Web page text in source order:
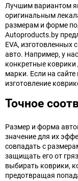
Лучшим вариантом
оригинальным
размерам и форме
Autoproducts.by
EVA, изготовленных
авто. Например, у
конкретные
марки. Если на
изготовление
Точное
Размер и форма
значение для их
совпадать с
защищать его от
выбирать коврики,
предотвращая